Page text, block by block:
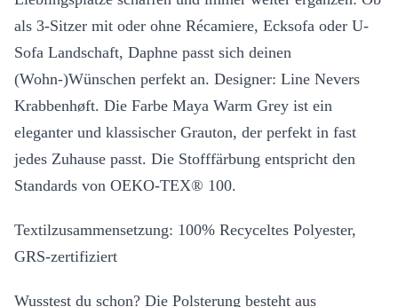
als 3-Sitzer mit oder ohne Récamiere, Ecksofa oder U-
Sofa Landschaft, Daphne passt sich deinen
(Wohn-)Wünschen perfekt an. Designer: Line Nevers
Krabbenhøft. Die Farbe Maya Warm Grey ist ein
eleganter und klassischer Grauton, der perfekt in fast
jedes Zuhause passt. Die Stofffärbung entspricht den
Standards von OEKO-TEX® 100.
Textilzusammensetzung: 100% Recyceltes Polyester,
GRS-zertifiziert
Wusstest du schon? Die Polsterung besteht aus